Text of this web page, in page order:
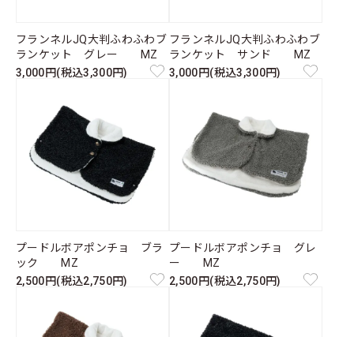
フランネルJQ大判ふわふわブ
ランケット グレー MZ
3,000円(税込3,300円)
フランネルJQ大判ふわふわブ
ランケット サンド MZ
3,000円(税込3,300円)
プードルボアポンチョ ブラ
ック MZ
2,500円(税込2,750円)
プードルボアポンチョ グレ
ー MZ
2,500円(税込2,750円)